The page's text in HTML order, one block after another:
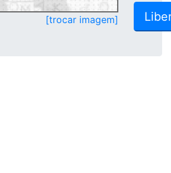
[trocar imagem]